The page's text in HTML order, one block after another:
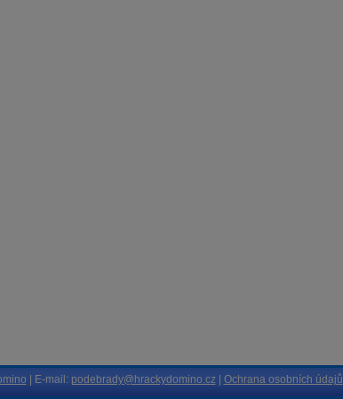
| E-mail: podebrady@hrackydomino.cz| Ochrana osobních údajů